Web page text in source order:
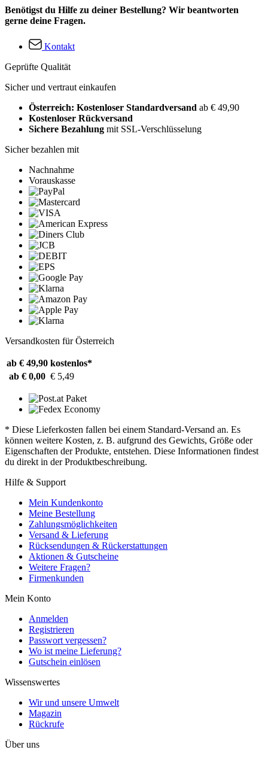
Benötigst du Hilfe zu deiner Bestellung? Wir beantworten
gerne deine Fragen.
Kontakt
Geprüfte Qualität
Sicher und vertraut einkaufen
Österreich: Kostenloser Standardversand ab € 49,90
Kostenloser Rückversand
Sichere Bezahlung mit SSL-Verschlüsselung
Sicher bezahlen mit
Nachnahme
Vorauskasse
Versandkosten für Österreich
ab € 49,90 kostenlos*
ab € 0,00 € 5,49
* Diese Lieferkosten fallen bei einem Standard-Versand an. Es
können weitere Kosten, z. B. aufgrund des Gewichts, Größe oder
Eigenschaften der Produkte, entstehen. Diese Informationen findest
du direkt in der Produktbeschreibung.
Hilfe & Support
Mein Kundenkonto
Meine Bestellung
Zahlungsmöglichkeiten
Versand & Lieferung
Rücksendungen & Rückerstattungen
Aktionen & Gutscheine
Weitere Fragen?
Firmenkunden
Mein Konto
Anmelden
Registrieren
Passwort vergessen?
Wo ist meine Lieferung?
Gutschein einlösen
Wissenswertes
Wir und unsere Umwelt
Magazin
Rückrufe
Über uns